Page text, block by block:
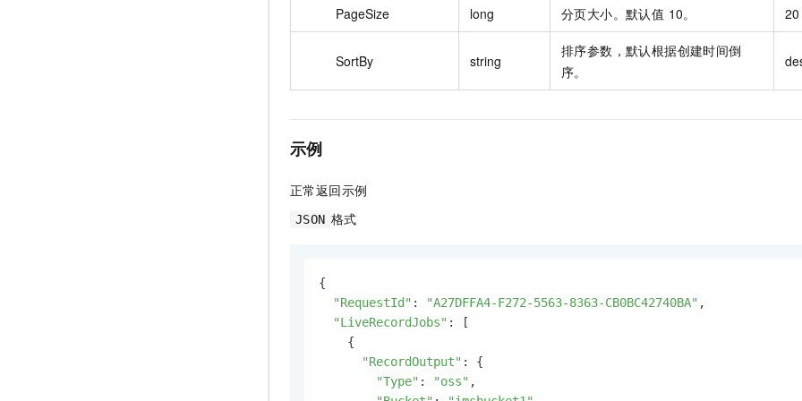
PageSize long 分页大小。默认值 10。 20
SortBy string
排序参数，默认根据创建时间倒
序。
示例
正常返回示例
JSON 格式
{
"RequestId" : "A27DFFA4-F272-5563-8363-CB0BC42740BA" ,
"LiveRecordJobs" : [
    {
"RecordOutput" : {
"Type" : "oss" ,